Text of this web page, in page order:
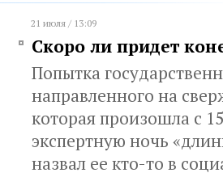
21 июля / 13:09
Скоро ли придет
Попытка
направленного на
которая произошла с
экспертную ночь
назвал ее кто-то в